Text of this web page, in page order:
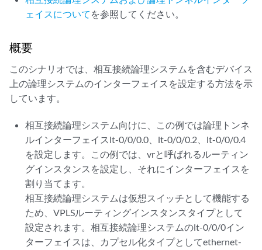
ェイスについて を参照してください。
概要
このシナリオでは、相互接続論理システムを含むデバイス
上の論理システムのインターフェイスを設定する方法を示
しています。
相互接続論理システム向けに、この例では論理トンネ
ルインターフェイスlt-0/0/0.0、lt-0/0/0.2、lt-0/0/0.4
を設定します。この例では、vrと呼ばれるルーティン
グインスタンスを設定し、それにインターフェイスを
割り当てます。
相互接続論理システムは仮想スイッチとして機能する
ため、VPLSルーティングインスタンスタイプとして
設定されます。相互接続論理システムのlt-0/0/0イン
ターフェイスは、カプセル化タイプとしてethernet-